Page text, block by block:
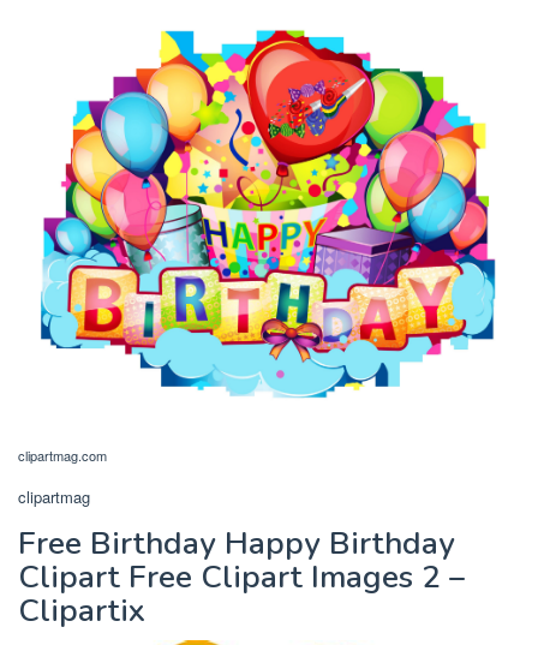
clipartmag.com
clipartmag
Free Birthday Happy Birthday
Clipart Free Clipart Images 2 –
Clipartix